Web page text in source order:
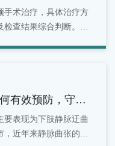
手术治疗，具体治疗方
查结果综合判断。早
有效预防，守护
要表现为下肢静脉迂曲
近年来静脉曲张的发